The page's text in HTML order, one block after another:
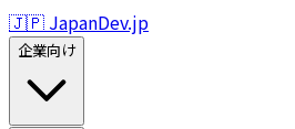
🇯🇵 JapanDev.jp
企業向け